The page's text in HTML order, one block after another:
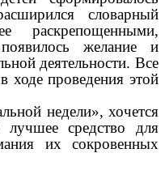
словарный
раскрепощенными,
желание и
деятельности. Все
ходе проведения этой
недели», хочется
средство для
их сокровенных